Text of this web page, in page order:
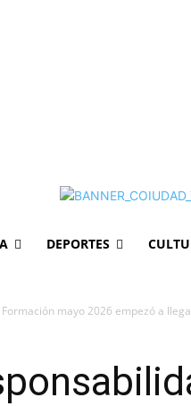
DEPORTES
mayo 2026 empezó a